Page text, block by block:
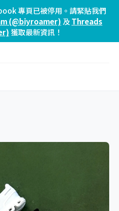
專頁已被停用。請緊貼我們
(@biyroamer) 及 Threads
獲取最新資訊！